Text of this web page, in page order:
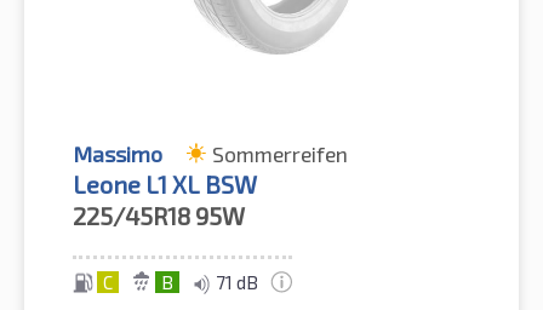
Massimo Sommerreifen
Leone L1 XL BSW
225/45R18 95W
C B 71 dB